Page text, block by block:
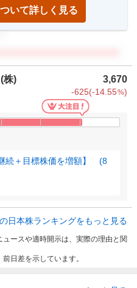
株) 3,670
-625(-14.55%)
続＋目標株価を増額】 (8
いて詳しく見る
日本株ランキングをもっと見る
ースや適時開示は、実際の理由と関
日差を示しています。